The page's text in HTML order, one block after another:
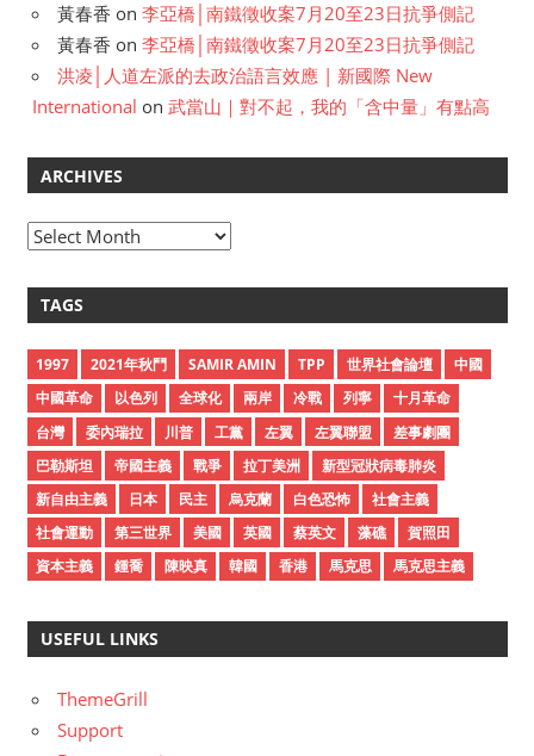
黃春香 on 李亞橋│南鐵徵收案7月20至23日抗爭側記
黃春香 on 李亞橋│南鐵徵收案7月20至23日抗爭側記
洪凌│人道左派的去政治語言效應 | 新國際 New
International on 武當山｜對不起，我的「含中量」有點高
ARCHIVES
A
h
v
e
s
TAGS
1997 2021年秋鬥 SAMIR AMIN TPP 世界社會論壇
中國
中國革命
以色列 全球化 兩岸 冷戰 列寧
十月革命
台灣
委內瑞拉 川普 工黨 左翼 左翼聯盟
差事劇團
巴勒斯坦
帝國主義 戰爭 拉丁美洲
新型冠狀病毒肺炎
新自由主義
日本 民主 烏克蘭 白色恐怖
社會主義
社會運動
第三世界 美國 英國 蔡英文 藻礁
賀照田
資本主義
鍾喬 陳映真 韓國 香港 馬克思 馬克思主義
USEFUL LINKS
ThemeGrill
Support